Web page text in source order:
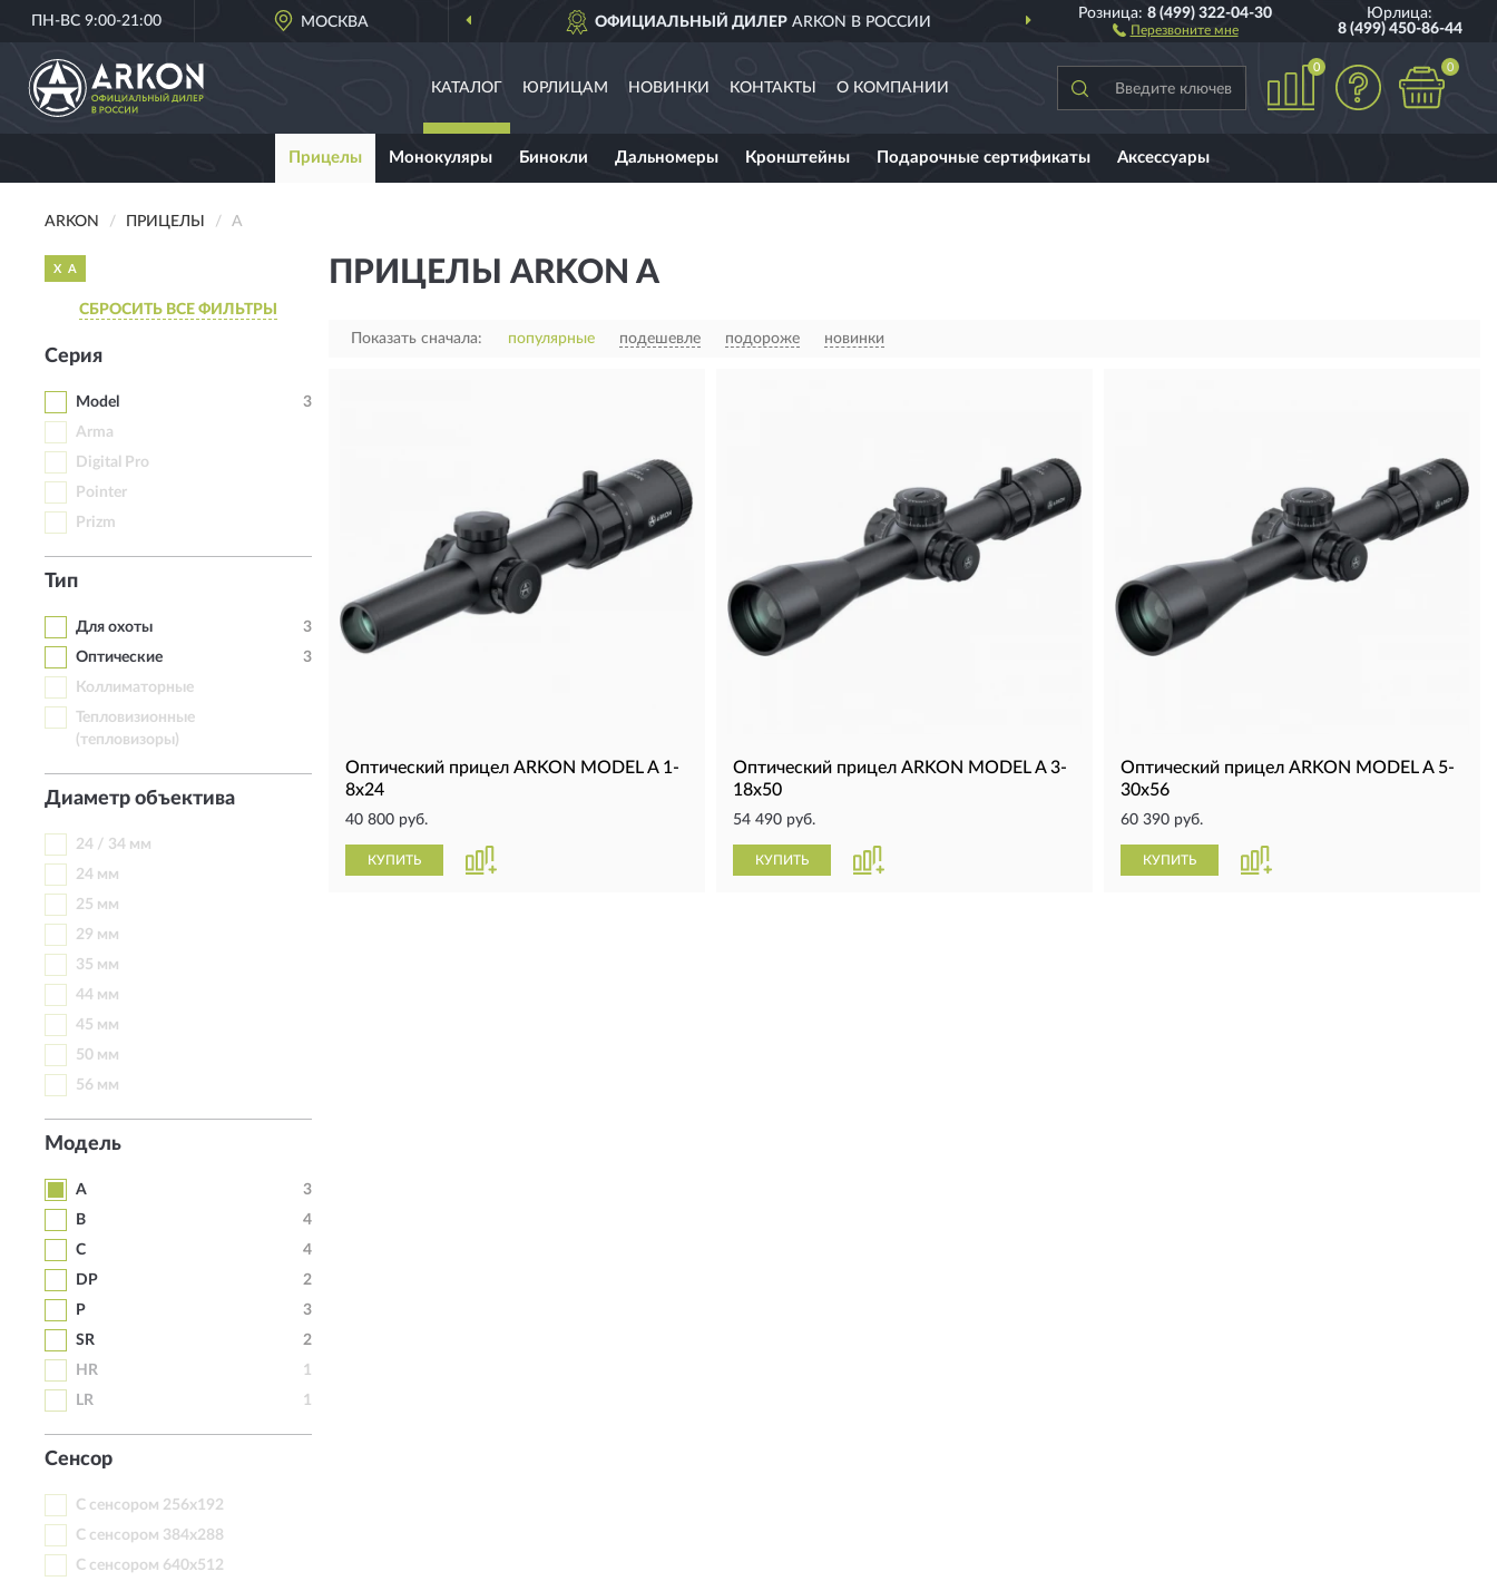
ПН-ВС 9:00-21:00 МОСКВА ОФИЦИАЛЬНЫЙ ДИЛЕРARKON В РОССИИ ДОСТАВИМ ПО ВСЕЙ РОССИИ
Розница:8 (499) 322-04-30
Перезвоните мне
Юрлица:
8 (499) 450-86-44
КАТАЛОГ ЮРЛИЦАМ НОВИНКИ КОНТАКТЫ О КОМПАНИИ
0 0
Прицелы Монокуляры Бинокли Дальномеры Кронштейны Подарочные сертификаты Аксессуары
ARKON ПРИЦЕЛЫ A
X A
СБРОСИТЬ ВСЕ ФИЛЬТРЫ
Серия
Model
3
Arma
Digital Pro
Pointer
Prizm
Тип
Для охоты
3
Оптические
3
Коллиматорные
Тепловизионные
(тепловизоры)
Диаметр объектива
24 / 34 мм
24 мм
25 мм
29 мм
35 мм
44 мм
45 мм
50 мм
56 мм
Модель
A
3
B
4
C
4
DP
2
P
3
SR
2
HR
1
LR
1
Сенсор
С сенсором 256х192
С сенсором 384х288
С сенсором 640х512
ПРИЦЕЛЫ ARKON A
Показать сначала: популярные подешевле подороже новинки
Оптический прицел ARKON MODEL A 1-
8x24
40 800 руб.
КУПИТЬ
Оптический прицел ARKON MODEL A 3-
18x50
54 490 руб.
КУПИТЬ
Оптический прицел ARKON MODEL A 5-
30x56
60 390 руб.
КУПИТЬ